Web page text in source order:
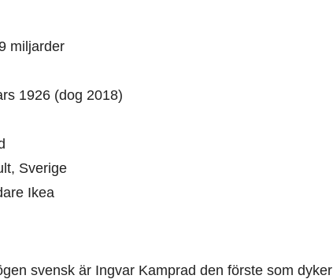
miljarder
1926 (dog 2018)
Sverige
Ikea
svensk är Ingvar Kamprad den förste som dyker